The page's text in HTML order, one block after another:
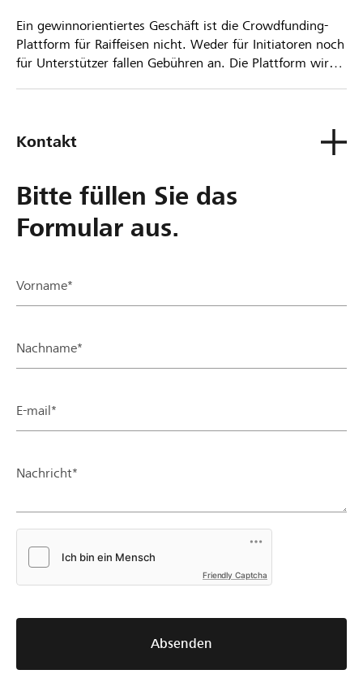
Ein gewinnorientiertes Geschäft ist die Crowdfunding-
Plattform für Raiffeisen nicht. Weder für Initiatoren noch
für Unterstützer fallen Gebühren an. Die Plattform wird
Kontakt
Bitte füllen Sie das
Formular aus.
Vorname*
Nachname*
E-mail*
Nachricht*
Friendly Captcha
Absenden